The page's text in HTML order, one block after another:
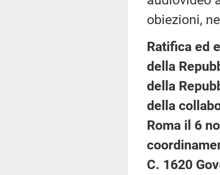
obiezioni,
Ratifica ed
della
della
della
Roma il 6
C. 1620